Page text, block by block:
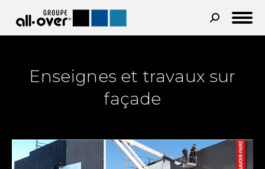
Recherche
:
Enseignes et travaux sur
façade